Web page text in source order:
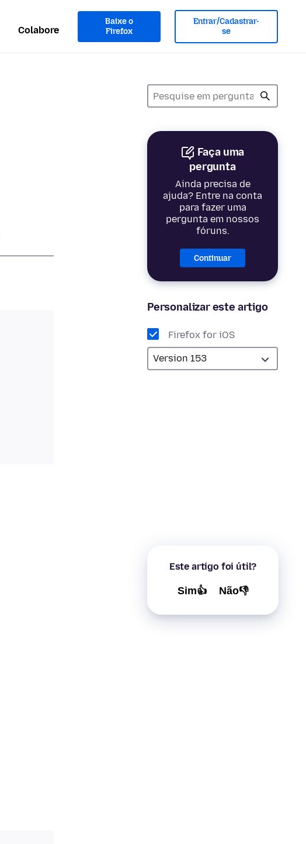
Colabore
Baixe o
Firefox
Entrar/Cadastrar-
se
Faça uma
pergunta
Ainda precisa de
ajuda? Entre na conta
para fazer uma
pergunta em nossos
fóruns.
Continuar
Personalizar este artigo
Firefox for iOS
Este artigo foi útil?
Sim👍 Não👎